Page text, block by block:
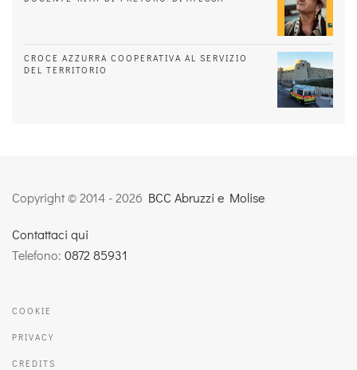
CROCE AZZURRA COOPERATIVA AL SERVIZIO
DEL TERRITORIO
Copyright © 2014 -2026 BCC Abruzzi e Molise
Contattaci qui
Telefono: 0872 85931
COOKIE
PRIVACY
CREDITS